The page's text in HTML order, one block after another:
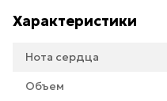
Характеристики
Нота сердца
Объем